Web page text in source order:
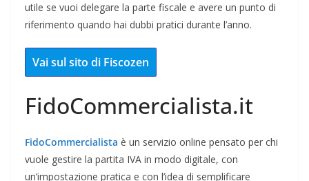
utile se vuoi delegare la parte fiscale e avere un punto di
riferimento quando hai dubbi pratici durante l’anno.
Vai sul sito di Fiscozen
FidoCommercialista.it
FidoCommercialista è un servizio online pensato per chi
vuole gestire la partita IVA in modo digitale, con
un’impostazione pratica e con l’idea di semplificare